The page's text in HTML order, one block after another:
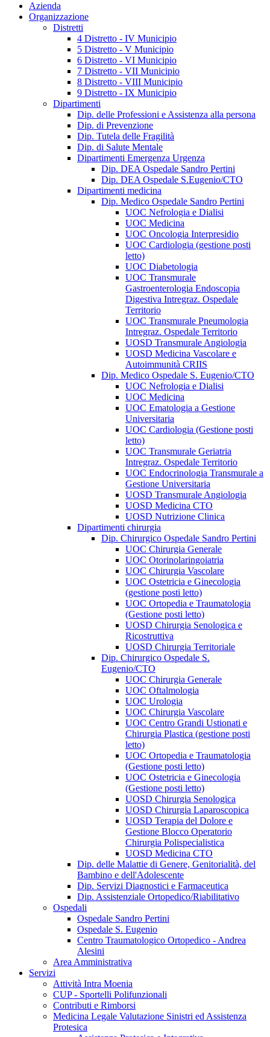
Azienda
Organizzazione
Distretti
4 Distretto - IV Municipio
5 Distretto - V Municipio
6 Distretto - VI Municipio
7 Distretto - VII Municipio
8 Distretto - VIII Municipio
9 Distretto - IX Municipio
Dipartimenti
Dip. delle Professioni e Assistenza alla persona
Dip. di Prevenzione
Dip. Tutela delle Fragilità
Dip. di Salute Mentale
Dipartimenti Emergenza Urgenza
Dip. DEA Ospedale Sandro Pertini
Dip. DEA Ospedale S.Eugenio/CTO
Dipartimenti medicina
Dip. Medico Ospedale Sandro Pertini
UOC Nefrologia e Dialisi
UOC Medicina
UOC Oncologia Interpresidio
UOC Cardiologia (gestione posti
letto)
UOC Diabetologia
UOC Transmurale
Gastroenterologia Endoscopia
Digestiva Intregraz. Ospedale
Territorio
UOC Transmurale Pneumologia
Intregraz. Ospedale Territorio
UOSD Transmurale Angiologia
UOSD Medicina Vascolare e
Autoimmunità CRIIS
Dip. Medico Ospedale S. Eugenio/CTO
UOC Nefrologia e Dialisi
UOC Medicina
UOC Ematologia a Gestione
Universitaria
UOC Cardiologia (Gestione posti
letto)
UOC Transmurale Geriatria
Intregraz. Ospedale Territorio
UOC Endocrinologia Transmurale a
Gestione Universitaria
UOSD Transmurale Angiologia
UOSD Medicina CTO
UOSD Nutrizione Clinica
Dipartimenti chirurgia
Dip. Chirurgico Ospedale Sandro Pertini
UOC Chirurgia Generale
UOC Otorinolaringoiatria
UOC Chirurgia Vascolare
UOC Ostetricia e Ginecologia
(gestione posti letto)
UOC Ortopedia e Traumatologia
(Gestione posti letto)
UOSD Chirurgia Senologica e
Ricostruttiva
UOSD Chirurgia Territoriale
Dip. Chirurgico Ospedale S.
Eugenio/CTO
UOC Chirurgia Generale
UOC Oftalmologia
UOC Urologia
UOC Chirurgia Vascolare
UOC Centro Grandi Ustionati e
Chirurgia Plastica (gestione posti
letto)
UOC Ortopedia e Traumatologia
(Gestione posti letto)
UOC Ostetricia e Ginecologia
(Gestione posti letto)
UOSD Chirurgia Senologica
UOSD Chirurgia Laparoscopica
UOSD Terapia del Dolore e
Gestione Blocco Operatorio
Chirurgia Polispecialistica
UOSD Medicina CTO
Dip. delle Malattie di Genere, Genitorialità, del
Bambino e dell'Adolescente
Dip. Servizi Diagnostici e Farmaceutica
Dip. Assistenziale Ortopedico/Riabilitativo
Ospedali
Ospedale Sandro Pertini
Ospedale S. Eugenio
Centro Traumatologico Ortopedico - Andrea
Alesini
Area Amministrativa
Servizi
Attività Intra Moenia
CUP - Sportelli Polifunzionali
Contributi e Rimborsi
Medicina Legale Valutazione Sinistri ed Assistenza
Protesica